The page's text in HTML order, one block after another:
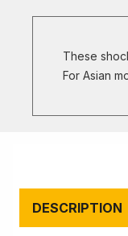
These
For Asian
DESCRIPTION